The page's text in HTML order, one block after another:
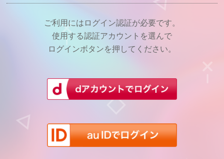
ご利用にはログイン認証が必要です。
使用する認証アカウントを選んで
ログインボタンを押してください。